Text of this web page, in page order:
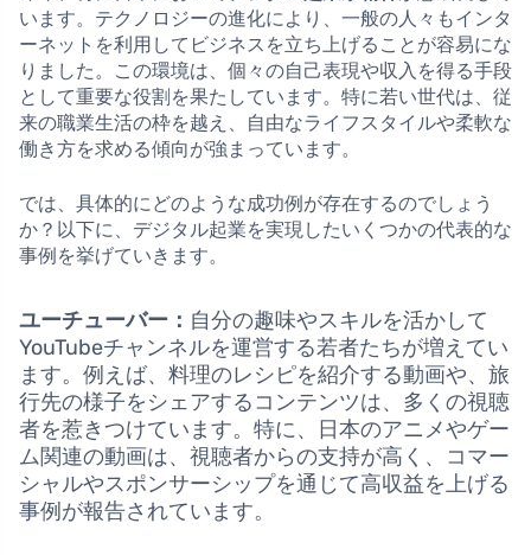
います。テクノロジーの進化により、一般の人々もインタ
ーネットを利用してビジネスを立ち上げることが容易にな
りました。この環境は、個々の自己表現や収入を得る手段
として重要な役割を果たしています。特に若い世代は、従
来の職業生活の枠を越え、自由なライフスタイルや柔軟な
働き方を求める傾向が強まっています。
では、具体的にどのような成功例が存在するのでしょう
か？以下に、デジタル起業を実現したいくつかの代表的な
事例を挙げていきます。
ユーチューバー： 自分の趣味やスキルを活かして
YouTubeチャンネルを運営する若者たちが増えてい
ます。例えば、料理のレシピを紹介する動画や、旅
行先の様子をシェアするコンテンツは、多くの視聴
者を惹きつけています。特に、日本のアニメやゲー
ム関連の動画は、視聴者からの支持が高く、コマー
シャルやスポンサーシップを通じて高収益を上げる
事例が報告されています。